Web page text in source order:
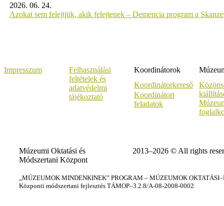
2026. 06. 24.
Azokat sem felejtjük, akik felejtenek – Demencia program a
Impresszum
Felhasználási
feltételek és
adatvédelmi
tájékoztató
Koordinátorok
Koordinátorkereső
Koordinátori
feladatok
Múzeumi Oktatási és
Módszertani Központ
2013–2026 © All rights
„MÚZEUMOK MINDENKINEK” PROGRAM – MÚZEUMOK
Központi módszertani fejlesztés TÁMOP–3.2.8/A-08-2008-0002